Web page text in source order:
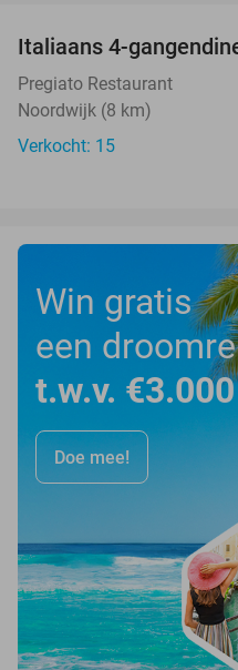
Italiaans 4-
Pregiato Restaurant
Noordwijk (8 km)
Verkocht: 15
Win gratis
een
t.w.v. €3.000
Doe mee!